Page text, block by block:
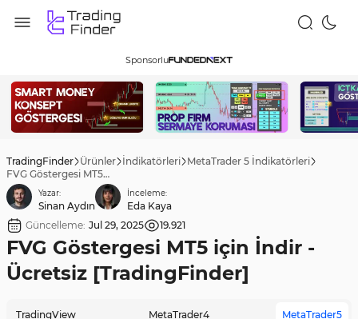
Sponsorlu
TradingFinder Ürünler İndikatörleri MetaTrader 5 İndikatörleri
FVG Göstergesi MT5 için İndir - Ücretsiz [TradingFinder]
Yazar:
Sinan Aydın
İnceleme:
Eda Kaya
Güncelleme: Jul 29, 2025 19.921
FVG Göstergesi MT5 için İndir -
Ücretsiz [TradingFinder]
TradingView MetaTrader4 MetaTrader5